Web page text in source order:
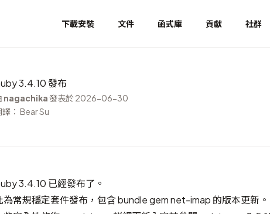
下載安裝 文件 函式庫 貢獻 社群
3.4.10 發布
nagachika發表於 2026-06-30
譯： Bear Su
3.4.10 已經發布了。
為常規穩定套件發布，包含 bundle gem net-imap 的版本更新